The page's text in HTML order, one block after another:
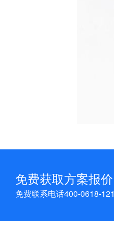
免费获取方案报价
免费联系电话400-0618-121